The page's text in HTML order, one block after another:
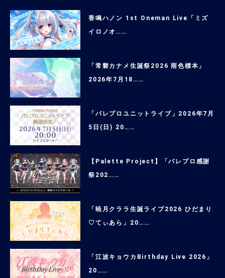
香鳴ハノン 1st Oneman Live「ミズ
イロノオ……
「常磐カナメ生誕祭2026 雨色標本」
2026年7月18……
「パレプロユニットライブ」2026年7月
5日(日) 20……
【Palette Project】「パレプロ感謝
祭202……
「暁月クララ生誕ライブ2026 ひだまり
♡てぃあら」20……
「江波キョウカBirthday Live 2026」
20……